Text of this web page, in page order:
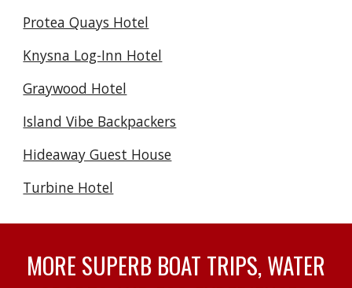
Protea Quays Hotel
Knysna Log-Inn Hotel
Graywood Hotel
Island Vibe Backpackers
Hideaway Guest House
Turbine Hotel
MORE SUPERB BOAT TRIPS, WATER